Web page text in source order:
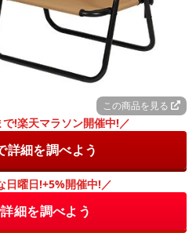
この商品を見る
!楽天マラソン開催中!／
詳細を調べよう
日曜日!+5%開催中!／
細を調べよう